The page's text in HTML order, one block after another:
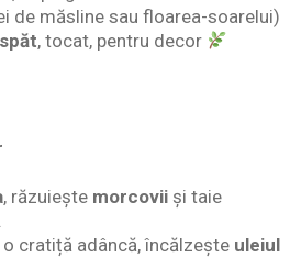
de măsline sau floarea-soarelui)
, tocat, pentru decor
, răzuiește morcovii și taie
.
cratiță adâncă, încălzește uleiul